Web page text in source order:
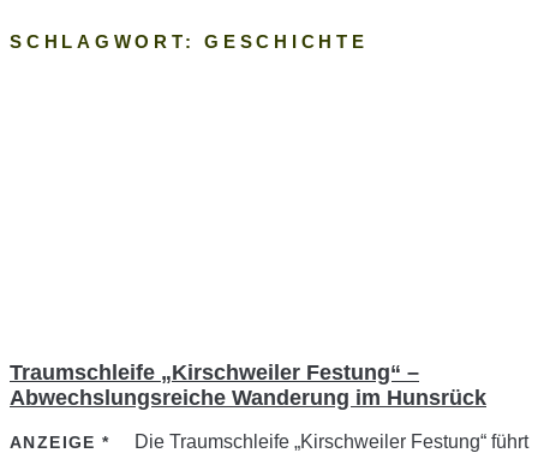
SCHLAGWORT: GESCHICHTE
Traumschleife „Kirschweiler Festung“ –
Abwechslungsreiche Wanderung im Hunsrück
ANZEIGE *
Die Traumschleife „Kirschweiler Festung“ führt